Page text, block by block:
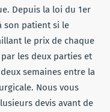
Depuis la loi du 1er
son patient si le
le prix de chaque
les deux parties et
semaines entre la
Nous vous
devis avant de